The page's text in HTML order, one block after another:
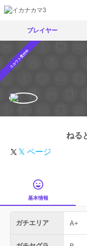
プレイヤー
スカウト受付中
ねる
𝕏 ページ
基本情報
ガチエリア A+